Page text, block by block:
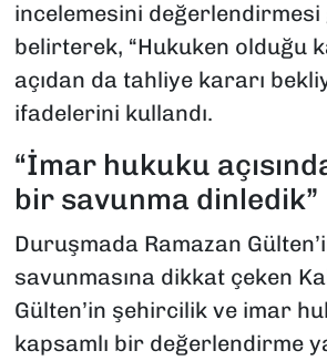
incelemesini
belirterek, “Hukuken olduğu
açıdan da tahliye kararı
ifadelerini kullandı.
“İmar hukuku
bir savunma dinledik”
Duruşmada Ramazan
savunmasına dikkat çeken
Gülten’in şehircilik ve imar
kapsamlı bir değerlendirme